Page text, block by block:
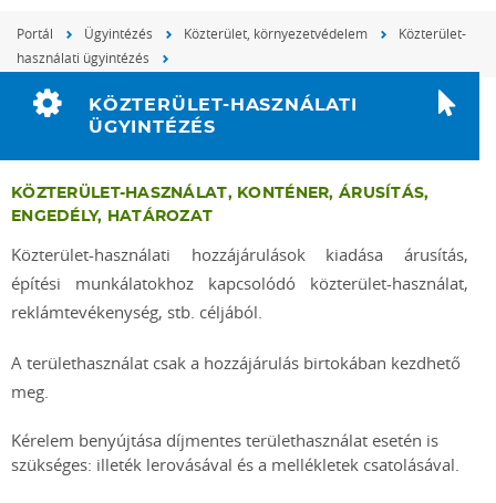
Portál Ügyintézés Közterület, környezetvédelem
Közterület-
használati ügyintézés
KÖZTERÜLET-HASZNÁLATI
ÜGYINTÉZÉS
KÖZTERÜLET-HASZNÁLAT, KONTÉNER, ÁRUSÍTÁS,
ENGEDÉLY, HATÁROZAT
Közterület-használati hozzájárulások kiadása árusítás,
építési munkálatokhoz kapcsolódó közterület-használat,
reklámtevékenység, stb. céljából.
A területhasználat csak a hozzájárulás birtokában kezdhető
meg.
Kérelem benyújtása díjmentes területhasználat esetén is
szükséges: illeték lerovásával és a mellékletek csatolásával.